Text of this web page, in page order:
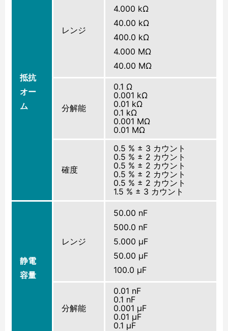
抵抗
オー
ム
レンジ
4.000 kΩ
40.00 kΩ
400.0 kΩ
4.000 MΩ
40.00 MΩ
分解能
0.1 Ω
0.001 kΩ
0.01 kΩ
0.1 kΩ
0.001 MΩ
0.01 MΩ
確度
0.5 % ± 3 カウント
0.5 % ± 2 カウント
0.5 % ± 2 カウント
0.5 % ± 2 カウント
0.5 % ± 2 カウント
1.5 % ± 3 カウント
静電
容量
レンジ
50.00 nF
500.0 nF
5.000 μF
50.00 μF
100.0 μF
分解能
0.01 nF
0.1 nF
0.001 μF
0.01 μF
0.1 μF